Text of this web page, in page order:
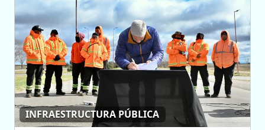
INFRAESTRUCTURA PÚBLICA